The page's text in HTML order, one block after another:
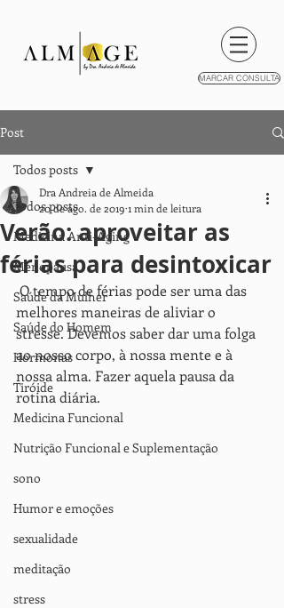
MARCAR CONSULTA
Post
Todos posts
Medicina Anti-Aging
Menopausa
Saúde da Mulher
Saúde do Homem
Hormonas
Tiróide
Medicina Funcional
Nutrição Funcional e Suplementação
sono
Humor e emoções
sexualidade
meditação
stress
Todos posts
Verão: aproveitar as
férias para desintoxicar
Dra Andreia de Almeida
20 de ago. de 2019 1 min de leitura
O tempo de férias pode ser uma das
melhores maneiras de aliviar o
stresse. Devemos saber dar uma folga
ao nosso corpo, à nossa mente e à
nossa alma. Fazer aquela pausa da
rotina diária.